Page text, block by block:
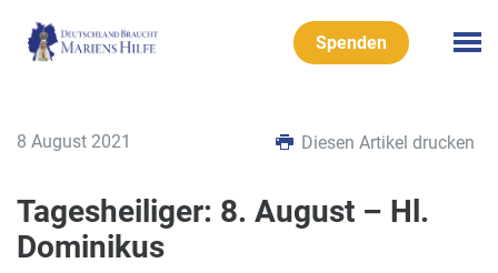
Spenden
8 August 2021 Diesen Artikel drucken
Tagesheiliger: 8. August – Hl.
Dominikus